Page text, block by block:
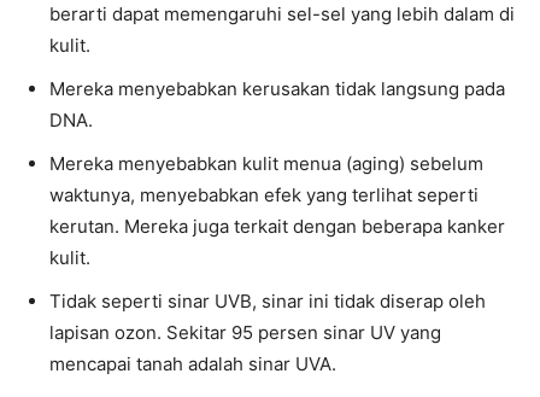
berarti dapat memengaruhi sel-sel yang lebih dalam di
kulit.
Mereka menyebabkan kerusakan tidak langsung pada
DNA.
Mereka menyebabkan kulit menua (aging) sebelum
waktunya, menyebabkan efek yang terlihat seperti
kerutan. Mereka juga terkait dengan beberapa kanker
kulit.
Tidak seperti sinar UVB, sinar ini tidak diserap oleh
lapisan ozon. Sekitar 95 persen sinar UV yang
mencapai tanah adalah sinar UVA.